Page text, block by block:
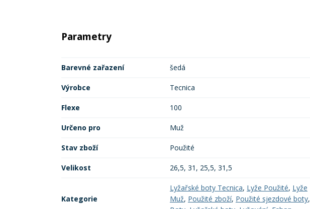
Parametry
Barevné zařazení šedá
Výrobce Tecnica
Flexe 100
Určeno pro Muž
Stav zboží Použité
Velikost 26,5, 31, 25,5, 31,5
Kategorie
Lyžařské boty Tecnica, Lyže Použité, Lyže
Muž, Použité zboží, Použité sjezdové boty,